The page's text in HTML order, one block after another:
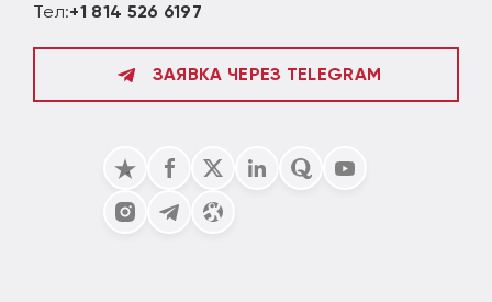
Тел:+1 814 526 6197
ЗАЯВКА ЧЕРЕЗ TELEGRAM